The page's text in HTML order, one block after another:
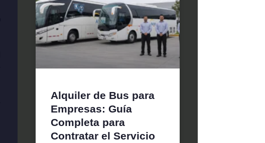
Alquiler de Bus para
Empresas: Guía
Completa para
Contratar el Servicio